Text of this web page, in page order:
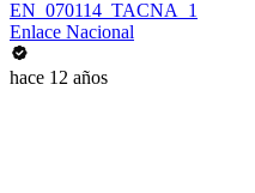
EN_070114_TACNA_1
Enlace Nacional
hace 12 años